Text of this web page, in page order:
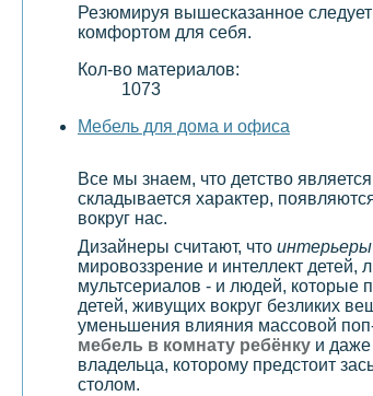
Резюмируя вышесказанное
комфортом для себя.
Кол-во материалов:
1073
Мебель для дома и офиса
Все мы знаем, что детство
складывается характер,
вокруг нас.
Дизайнеры считают, что интерьеры
мировоззрение и интеллект
мультсериалов - и людей, которые
детей, живущих вокруг безликих
уменьшения влияния массовой
мебель в комнату ребёнку и даже
владельца, которому предстоит
столом.